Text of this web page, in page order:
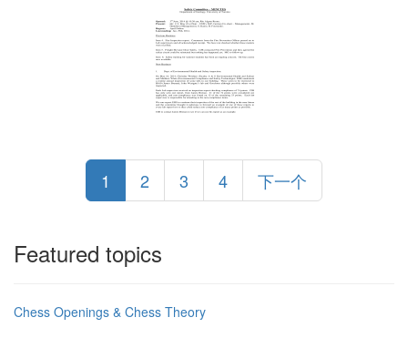
1 2 3 4 下一个
Featured topics
Chess Openings & Chess Theory